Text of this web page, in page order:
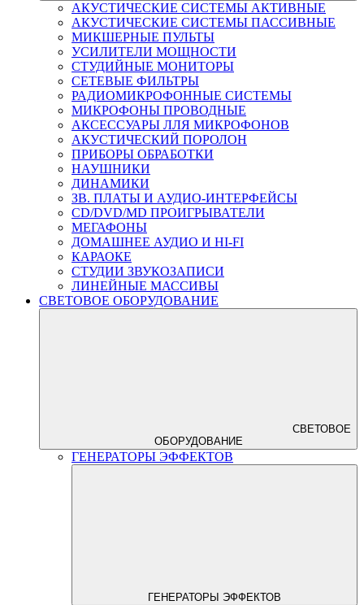
АКУСТИЧЕСКИЕ СИСТЕМЫ АКТИВНЫЕ
АКУСТИЧЕСКИЕ СИСТЕМЫ ПАССИВНЫЕ
МИКШЕРНЫЕ ПУЛЬТЫ
УСИЛИТЕЛИ МОЩНОСТИ
СТУДИЙНЫЕ МОНИТОРЫ
СЕТЕВЫЕ ФИЛЬТРЫ
РАДИОМИКРОФОННЫЕ СИСТЕМЫ
МИКРОФОНЫ ПРОВОДНЫЕ
АКСЕССУАРЫ ЛЛЯ МИКРОФОНОВ
АКУСТИЧЕСКИЙ ПОРОЛОН
ПРИБОРЫ ОБРАБОТКИ
НАУШНИКИ
ДИНАМИКИ
ЗВ. ПЛАТЫ И АУДИО-ИНТЕРФЕЙСЫ
CD/DVD/MD ПРОИГРЫВАТЕЛИ
МЕГАФОНЫ
ДОМАШНЕЕ АУДИО И HI-FI
КАРАОКЕ
СТУДИИ ЗВУКОЗАПИСИ
ЛИНЕЙНЫЕ МАССИВЫ
СВЕТОВОЕ ОБОРУДОВАНИЕ
СВЕТОВОЕ
ОБОРУДОВАНИЕ
ГЕНЕРАТОРЫ ЭФФЕКТОВ
ГЕНЕРАТОРЫ ЭФФЕКТОВ